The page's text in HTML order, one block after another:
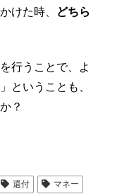
けた時、
どちら
行うことで、よ
ということも、
？
還付
マネー